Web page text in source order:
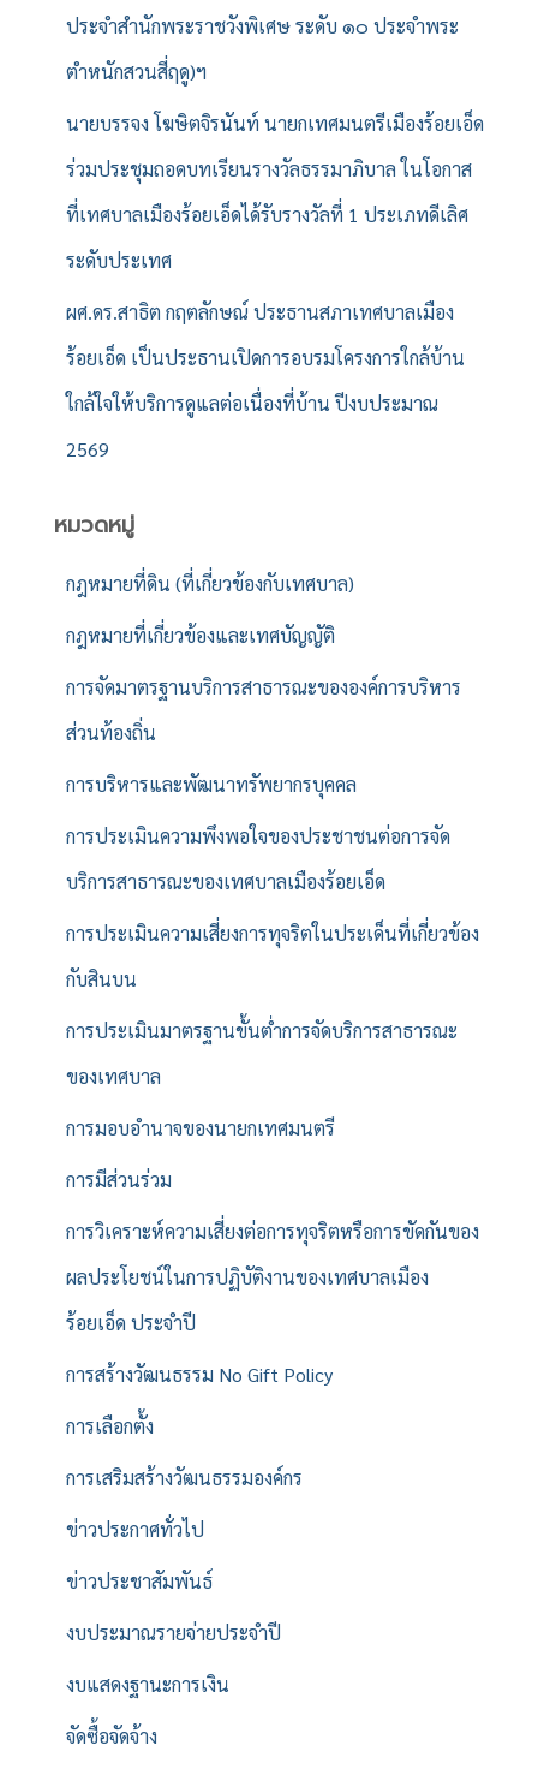
ประจำสำนักพระราชวังพิเศษ ระดับ ๑๐ ประจำพระ
ตำหนักสวนสี่ฤดู)ฯ
นายบรรจง โฆษิตจิรนันท์ นายกเทศมนตรีเมืองร้อยเอ็ด
ร่วมประชุมถอดบทเรียนรางวัลธรรมาภิบาล ในโอกาส
ที่เทศบาลเมืองร้อยเอ็ดได้รับรางวัลที่ 1 ประเภทดีเลิศ
ระดับประเทศ
ผศ.ดร.สาธิต กฤตลักษณ์ ประธานสภาเทศบาลเมือง
ร้อยเอ็ด เป็นประธานเปิดการอบรมโครงการใกล้บ้าน
ใกล้ใจให้บริการดูแลต่อเนื่องที่บ้าน ปีงบประมาณ
2569
หมวดหมู่
กฎหมายที่ดิน (ที่เกี่ยวข้องกับเทศบาล)
กฎหมายที่เกี่ยวข้องและเทศบัญญัติ
การจัดมาตรฐานบริการสาธารณะขององค์การบริหาร
ส่วนท้องถิ่น
การบริหารและพัฒนาทรัพยากรบุคคล
การประเมินความพึงพอใจของประชาชนต่อการจัด
บริการสาธารณะของเทศบาลเมืองร้อยเอ็ด
การประเมินความเสี่ยงการทุจริตในประเด็นที่เกี่ยวข้อง
กับสินบน
การประเมินมาตรฐานขั้นต่ำการจัดบริการสาธารณะ
ของเทศบาล
การมอบอำนาจของนายกเทศมนตรี
การมีส่วนร่วม
การวิเคราะห์ความเสี่ยงต่อการทุจริตหรือการขัดกันของ
ผลประโยชน์ในการปฏิบัติงานของเทศบาลเมือง
ร้อยเอ็ด ประจำปี
การสร้างวัฒนธรรม No Gift Policy
การเลือกตั้ง
การเสริมสร้างวัฒนธรรมองค์กร
ข่าวประกาศทั่วไป
ข่าวประชาสัมพันธ์
งบประมาณรายจ่ายประจำปี
งบแสดงฐานะการเงิน
จัดซื้อจัดจ้าง